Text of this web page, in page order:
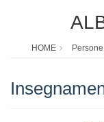
HOME Persone